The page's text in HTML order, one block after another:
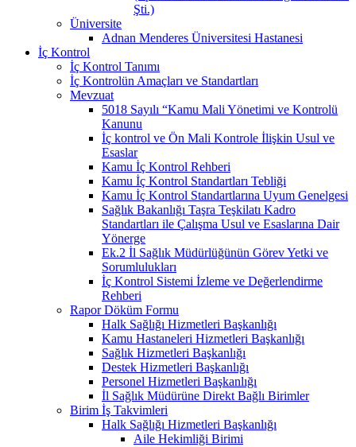
Şti.)
Üniversite
Adnan Menderes Üniversitesi Hastanesi
İç Kontrol
İç Kontrol Tanımı
İç Kontrolün Amaçları ve Standartları
Mevzuat
5018 Sayılı “Kamu Mali Yönetimi ve Kontrolü
Kanunu
İç kontrol ve Ön Mali Kontrole İlişkin Usul ve
Esaslar
Kamu İç Kontrol Rehberi
Kamu İç Kontrol Standartları Tebliği
Kamu İç Kontrol Standartlarına Uyum Genelgesi
Sağlık Bakanlığı Taşra Teşkilatı Kadro
Standartları ile Çalışma Usul ve Esaslarına Dair
Yönerge
Ek.2 İl Sağlık Müdürlüğünün Görev Yetki ve
Sorumlulukları
İç Kontrol Sistemi İzleme ve Değerlendirme
Rehberi
Rapor Döküm Formu
Halk Sağlığı Hizmetleri Başkanlığı
Kamu Hastaneleri Hizmetleri Başkanlığı
Sağlık Hizmetleri Başkanlığı
Destek Hizmetleri Başkanlığı
Personel Hizmetleri Başkanlığı
İl Sağlık Müdürüne Direkt Bağlı Birimler
Birim İş Takvimleri
Halk Sağlığı Hizmetleri Başkanlığı
Aile Hekimliği Birimi